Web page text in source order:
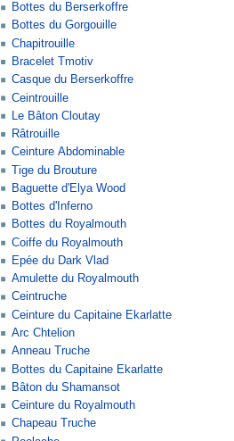
Bottes du Berserkoffre
Bottes du Gorgouille
Chapitrouille
Bracelet Tmotiv
Casque du Berserkoffre
Ceintrouille
Le Bâton Cloutay
Râtrouille
Ceinture Abdominable
Tige du Brouture
Baguette d'Elya Wood
Bottes d'Inferno
Bottes du Royalmouth
Coiffe du Royalmouth
Epée du Dark Vlad
Amulette du Royalmouth
Ceintruche
Ceinture du Capitaine Ekarlatte
Arc Chtelion
Anneau Truche
Bottes du Capitaine Ekarlatte
Bâton du Shamansot
Ceinture du Royalmouth
Chapeau Truche